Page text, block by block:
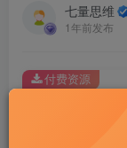
七量思维
1年前发布
此内容为付费资
付费资源